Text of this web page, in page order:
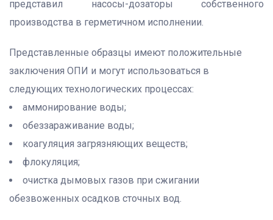
представил насосы-дозаторы собственного
производства в герметичном исполнении.
Представленные образцы имеют положительные
заключения ОПИ и могут использоваться в
следующих технологических процессах:
аммонирование воды;
обеззараживание воды;
коагуляция загрязняющих веществ;
флокуляция;
очистка дымовых газов при сжигании
обезвоженных осадков сточных вод.